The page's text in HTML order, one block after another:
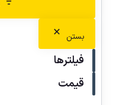
بستن
فیلترها
قیمت